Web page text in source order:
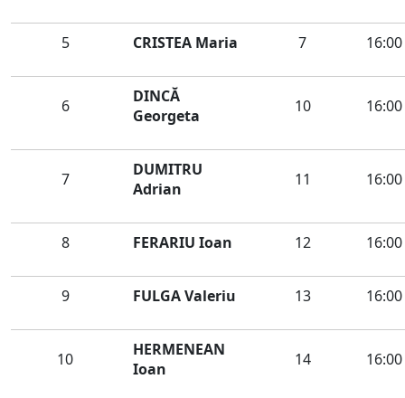
5 CRISTEA Maria 7 16:00
6
DINCĂ
Georgeta
10 16:00
7
DUMITRU
Adrian
11 16:00
8 FERARIU Ioan 12 16:00
9 FULGA Valeriu 13 16:00
10
HERMENEAN
Ioan
14 16:00